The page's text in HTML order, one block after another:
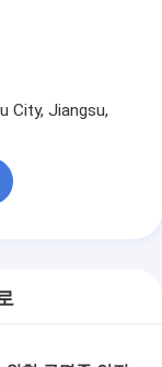
City, Jiangsu,